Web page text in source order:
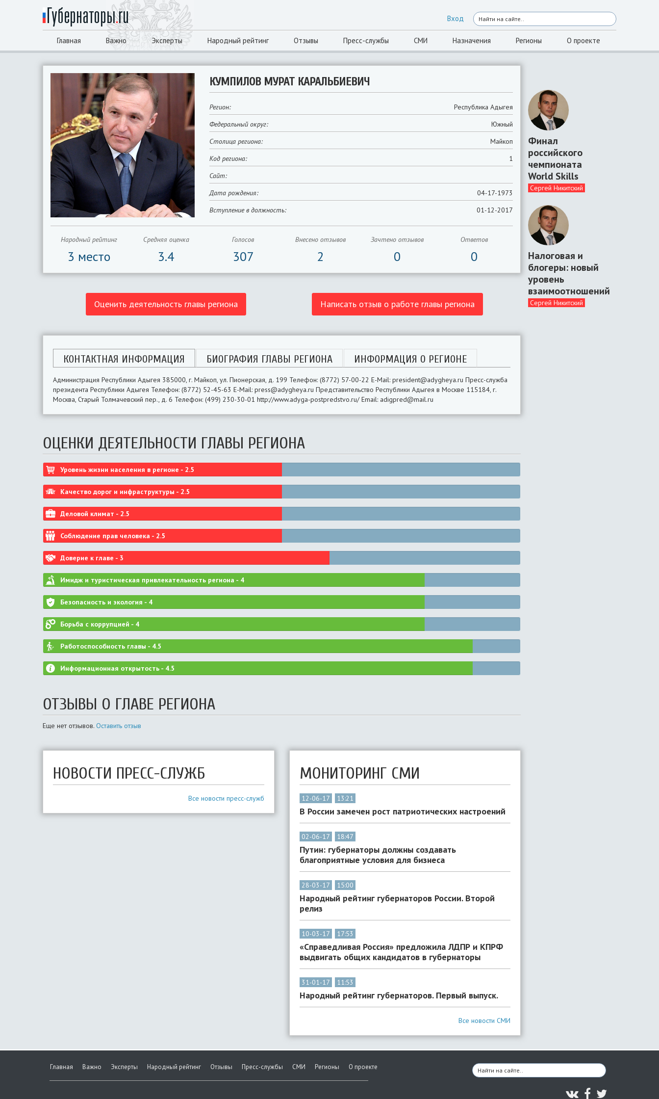
Вход
Главная Важно Эксперты Народный рейтинг Отзывы Пресс-службы СМИ Назначения Регионы О проекте
КУМПИЛОВ МУРАТ КАРАЛЬБИЕВИЧ
Регион:
Республика Адыгея
Федеральный округ:
Южный
Столица региона:
Майкоп
Код региона:
1
Сайт:
Дата рождения:
04-17-1973
Вступление в должность:
01-12-2017
Народный рейтинг
3 место
Средняя оценка
3.4
Голосов
307
Внесено отзывов
2
Зачтено отзывов
0
Ответов
0
Оценить деятельность главы региона Написать отзыв о работе главы региона
КОНТАКТНАЯ ИНФОРМАЦИЯ БИОГРАФИЯ ГЛАВЫ РЕГИОНА ИНФОРМАЦИЯ О РЕГИОНЕ
Администрация Республики Адыгея 385000, г. Майкоп, ул. Пионерская, д. 199 Телефон: (8772) 57-00-22 E-Mail: president@adygheya.ru Пресс-служба
президента Республики Адыгея Телефон: (8772) 52-45-63 E-Mail: press@adygheya.ru Представительство Республики Адыгея в Москве 115184, г.
Москва, Старый Толмачевский пер., д. 6 Телефон: (499) 230-30-01 http://www.adyga-postpredstvo.ru/ Email: adigpred@mail.ru
ОЦЕНКИ ДЕЯТЕЛЬНОСТИ ГЛАВЫ РЕГИОНА
Уровень жизни населения в регионе - 2.5
Качество дорог и инфраструктуры - 2.5
Деловой климат - 2.5
Соблюдение прав человека - 2.5
Доверие к главе - 3
Имидж и туристическая привлекательность региона - 4
Безопасность и экология - 4
Борьба с коррупцией - 4
Работоспособность главы - 4.5
Информационная открытость - 4.5
ОТЗЫВЫ О ГЛАВЕ РЕГИОНА
Еще нет отзывов. Оставить отзыв
НОВОСТИ ПРЕСС-СЛУЖБ
Все новости пресс-служб
МОНИТОРИНГ СМИ
12-06-17 13:21
В России замечен рост патриотических настроений
02-06-17 18:47
Путин: губернаторы должны создавать
благоприятные условия для бизнеса
28-03-17 15:00
Народный рейтинг губернаторов России. Второй
релиз
10-03-17 17:53
«Справедливая Россия» предложила ЛДПР и КПРФ
выдвигать общих кандидатов в губернаторы
31-01-17 11:53
Народный рейтинг губернаторов. Первый выпуск.
Все новости СМИ
Финал
российского
чемпионата
World Skills
Сергей Никитский
Налоговая и
блогеры: новый
уровень
взаимоотношений
Сергей Никитский
Главная Важно Эксперты Народный рейтинг Отзывы Пресс-службы СМИ Регионы О проекте